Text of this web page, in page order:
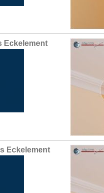
Eckelement
Eckelement